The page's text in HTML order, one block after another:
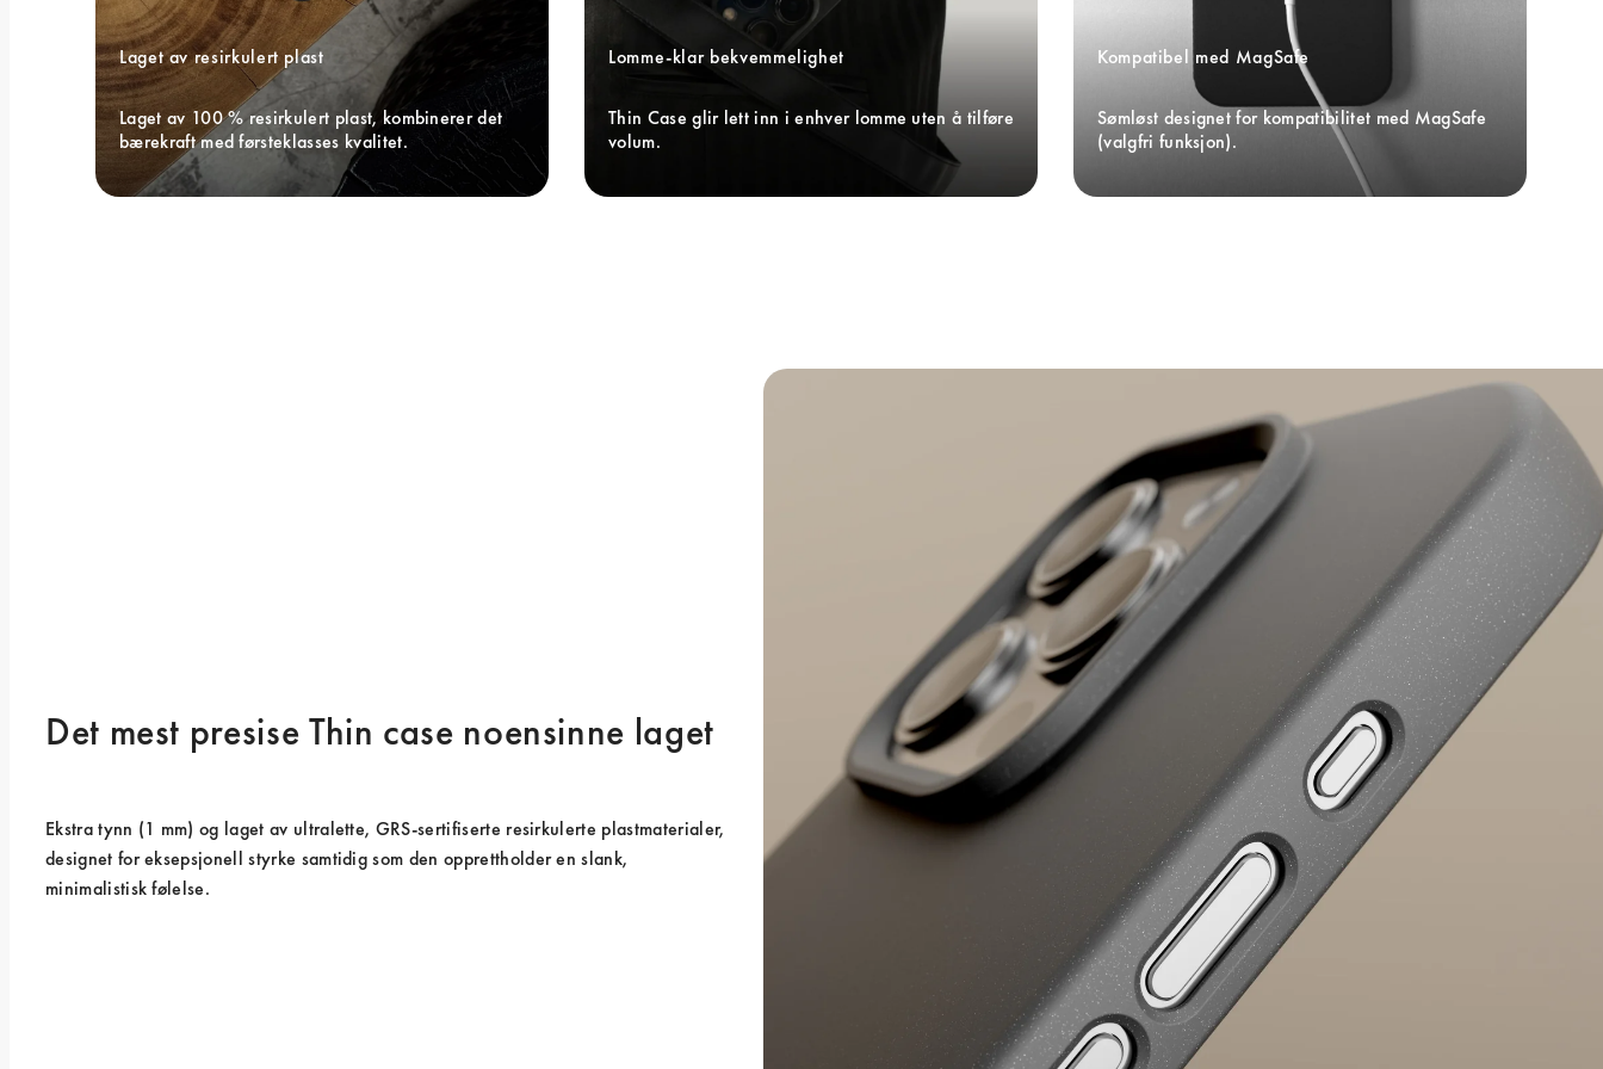
Laget av resirkulert plast
Laget av 100 % resirkulert plast, kombinerer det
bærekraft med førsteklasses kvalitet.
Lomme-klar bekvemmelighet
Thin Case glir lett inn i enhver lomme uten å tilføre
volum.
Kompatibel med MagSafe
Sømløst designet for kompatibilitet med MagSafe
(valgfri funksjon).
Det mest presise Thin case noensinne laget
Ekstra tynn (1 mm) og laget av ultralette, GRS-sertifiserte resirkulerte plastmaterialer,
designet for eksepsjonell styrke samtidig som den opprettholder en slank,
minimalistisk følelse.